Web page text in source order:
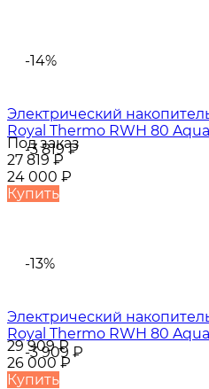
-14%
-3 819₽
Электрический
Royal Thermo RWH 80
Под заказ
27 819₽
24 000 ₽
Купить
-13%
-3 909 ₽
Электрический
Royal Thermo RWH 80
29 909₽
26 000₽
Купить